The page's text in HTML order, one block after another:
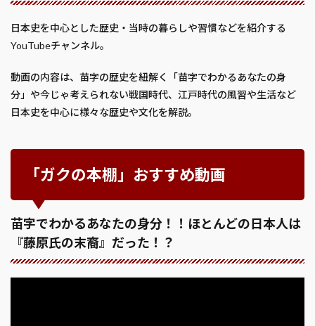
日本史を中心とした歴史・当時の暮らしや習慣などを紹介する
YouTubeチャンネル。
動画の内容は、苗字の歴史を紐解く「苗字でわかるあなたの身
分」や今じゃ考えられない戦国時代、江戸時代の風習や生活など
日本史を中心に様々な歴史や文化を解説。
「ガクの本棚」おすすめ動画
苗字でわかるあなたの身分！！ほとんどの日本人は
『藤原氏の末裔』だった！？